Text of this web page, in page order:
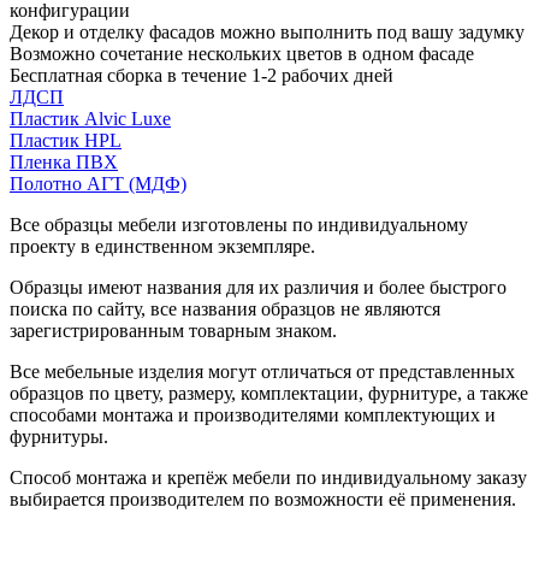
конфигурации
Декор и отделку фасадов можно выполнить под вашу задумку
Возможно сочетание нескольких цветов в одном фасаде
Бесплатная сборка в течение 1-2 рабочих дней
ЛДСП
Пластик Alvic Luxe
Пластик HPL
Пленка ПВХ
Полотно АГТ (МДФ)
Все образцы мебели изготовлены по индивидуальному
проекту в единственном экземпляре.
Образцы имеют названия для их различия и более быстрого
поиска по сайту, все названия образцов не являются
зарегистрированным товарным знаком.
Все мебельные изделия могут отличаться от представленных
образцов по цвету, размеру, комплектации, фурнитуре, а также
способами монтажа и производителями комплектующих и
фурнитуры.
Способ монтажа и крепёж мебели по индивидуальному заказу
выбирается производителем по возможности её применения.